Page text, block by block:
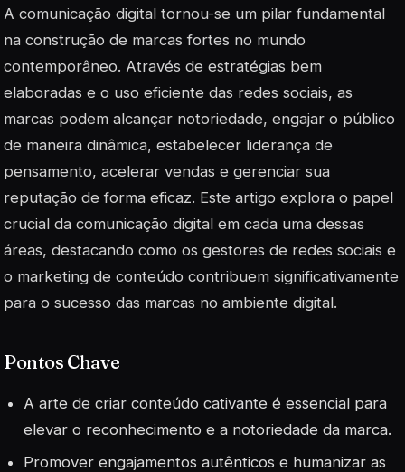
A comunicação digital tornou-se um pilar fundamental
na construção de marcas fortes no mundo
contemporâneo. Através de estratégias bem
elaboradas e o uso eficiente das redes sociais, as
marcas podem alcançar notoriedade, engajar o público
de maneira dinâmica, estabelecer liderança de
pensamento, acelerar vendas e gerenciar sua
reputação de forma eficaz. Este artigo explora o papel
crucial da comunicação digital em cada uma dessas
áreas, destacando como os gestores de redes sociais e
o marketing de conteúdo contribuem significativamente
para o sucesso das marcas no ambiente digital.
Pontos Chave
A arte de criar conteúdo cativante é essencial para
elevar o reconhecimento e a notoriedade da marca.
Promover engajamentos autênticos e humanizar as